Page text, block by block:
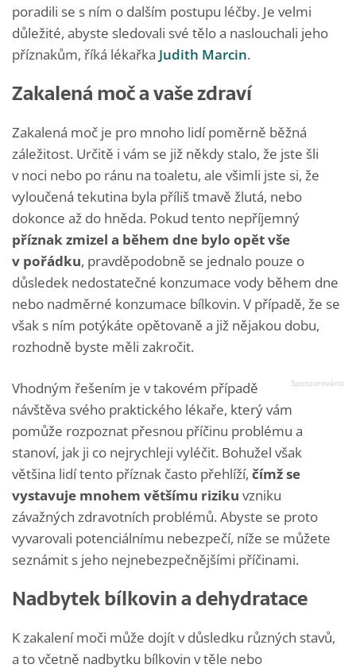
poradili se s ním o dalším postupu léčby. Je velmi
důležité, abyste sledovali své tělo a naslouchali jeho
příznakům, říká lékařka Judith Marcin.
Zakalená moč a vaše zdraví
Zakalená moč je pro mnoho lidí poměrně běžná
záležitost. Určitě i vám se již někdy stalo, že jste šli
v noci nebo po ránu na toaletu, ale všimli jste si, že
vyloučená tekutina byla příliš tmavě žlutá, nebo
dokonce až do hněda. Pokud tento nepříjemný
příznak zmizel a během dne bylo opět vše
v pořádku, pravděpodobně se jednalo pouze o
důsledek nedostatečné konzumace vody během dne
nebo nadměrné konzumace bílkovin. V případě, že se
však s ním potýkáte opětovaně a již nějakou dobu,
rozhodně byste měli zakročit.
Vhodným řešením je v takovém případě
návštěva svého praktického lékaře, který vám
pomůže rozpoznat přesnou příčinu problému a
stanoví, jak ji co nejrychleji vyléčit. Bohužel však
většina lidí tento příznak často přehlíží, čímž se
vystavuje mnohem většímu riziku vzniku
závažných zdravotních problémů. Abyste se proto
vyvarovali potenciálnímu nebezpečí, níže se můžete
seznámit s jeho nejnebezpečnějšími příčinami.
Nadbytek bílkovin a dehydratace
K zakalení moči může dojít v důsledku různých stavů,
a to včetně nadbytku bílkovin v těle nebo